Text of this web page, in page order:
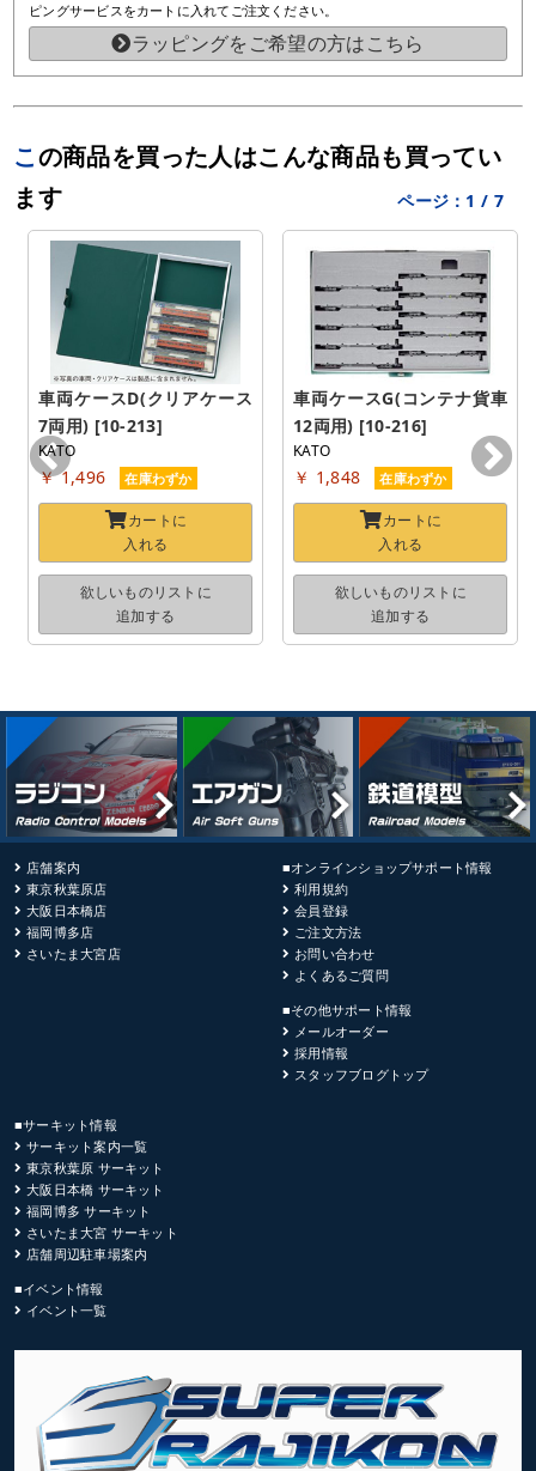
ピングサービスをカートに入れてご注文ください。
ラッピングをご希望の方はこちら
この商品を買った人はこんな商品も買ってい
ます
ページ： 1 / 7
車両ケースD(クリアケース
7両用) [10-213]
KATO
￥ 1,496 在庫わずか
カートに
入れる
欲しいものリストに
追加する
車両ケースG(コンテナ貨車
12両用) [10-216]
KATO
￥ 1,848 在庫わずか
カートに
入れる
欲しいものリストに
追加する
店舗案内
東京秋葉原店
大阪日本橋店
福岡博多店
さいたま大宮店
■オンラインショップサポート情報
利用規約
会員登録
ご注文方法
お問い合わせ
よくあるご質問
■その他サポート情報
メールオーダー
採用情報
スタッフブログトップ
■サーキット情報
サーキット案内一覧
東京秋葉原 サーキット
大阪日本橋 サーキット
福岡博多 サーキット
さいたま大宮 サーキット
店舗周辺駐車場案内
■イベント情報
イベント一覧